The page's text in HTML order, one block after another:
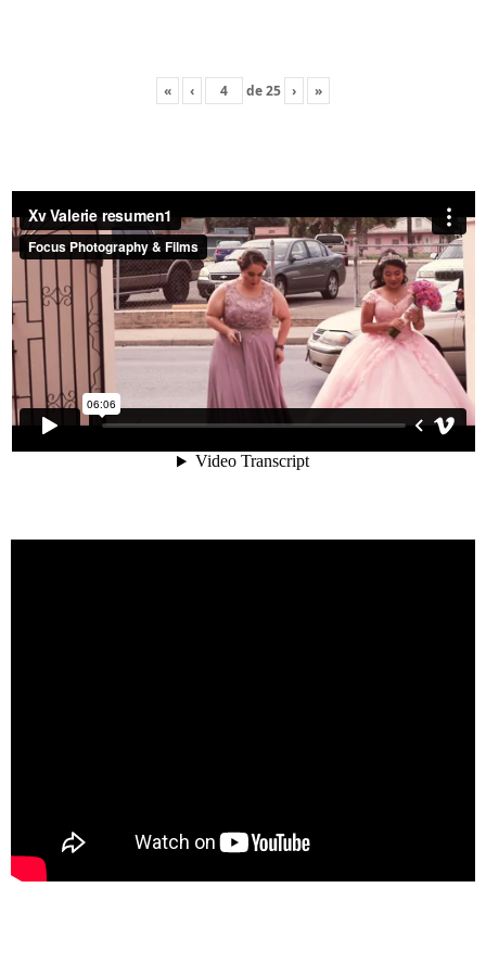
« ‹ de25 › »